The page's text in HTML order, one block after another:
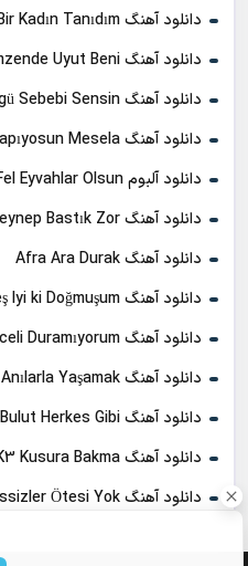
دانلود آهنگ Müslüm Gürses Bir Kadın Tanıdım
دانلود آهنگ Fundyy Gamzende Uyut Beni
دانلود آهنگ Bengü Sebebi Sensin
دانلود آهنگ BLOK3 Napıyosun Mesela
دانلود آلبوم Emre Fel Eyvahlar Olsun
دانلود آهنگ Zeynep Bastık Zor
دانلود آهنگ Afra Ara Durak
دانلود آهنگ Ebru Gündeş Iyi ki Doğmuşum
دانلود آهنگ Merve Özbey & Mustafa Ceceli Duramıyorum
دانلود آهنگ Tarkan Anılarla Yaşamak
دانلود آهنگ Burak Bulut Herkes Gibi
دانلود آهنگ BLOK3 Kusura Bakma
دانلود آهنگ Mustafa Ceceli & Sessizler Ötesi Yok